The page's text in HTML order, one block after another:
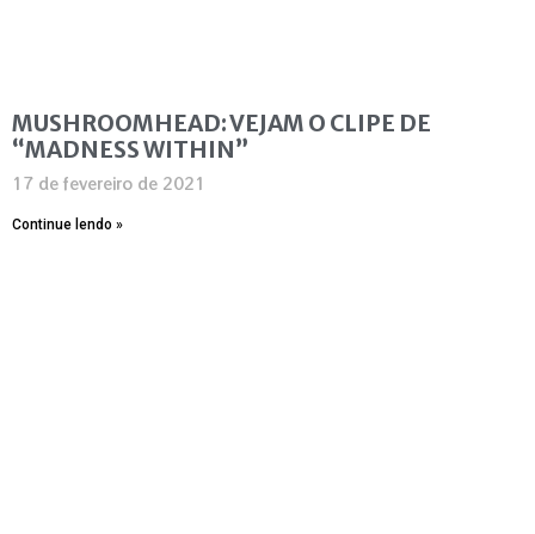
MUSHROOMHEAD: VEJAM O CLIPE DE
“MADNESS WITHIN”
17 de fevereiro de 2021
Continue lendo »